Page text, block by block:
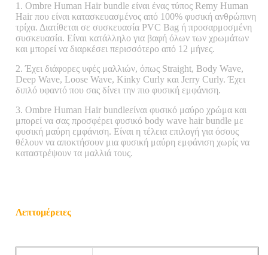
1. Ombre Human Hair bundle είναι ένας τύπος Remy Human
Hair που είναι κατασκευασμένος από 100% φυσική ανθρώπινη
τρίχα. Διατίθεται σε συσκευασία PVC Bag ή προσαρμοσμένη
συσκευασία. Είναι κατάλληλο για βαφή όλων των χρωμάτων
και μπορεί να διαρκέσει περισσότερο από 12 μήνες.
2. Έχει διάφορες υφές μαλλιών, όπως Straight, Body Wave,
Deep Wave, Loose Wave, Kinky Curly και Jerry Curly. Έχει
διπλό υφαντό που σας δίνει την πιο φυσική εμφάνιση.
3. Ombre Human Hair bundleείναι φυσικό μαύρο χρώμα και
μπορεί να σας προσφέρει φυσικό body wave hair bundle με
φυσική μαύρη εμφάνιση. Είναι η τέλεια επιλογή για όσους
θέλουν να αποκτήσουν μια φυσική μαύρη εμφάνιση χωρίς να
καταστρέψουν τα μαλλιά τους.
Λεπτομέρειες